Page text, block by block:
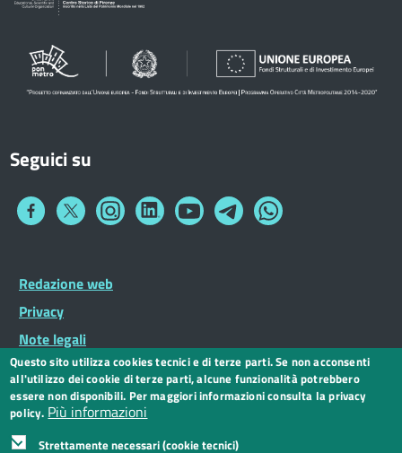
Seguici su
Collegamento
Collegamento
a
Collegamento
a
Collegamento
a
Collegamento
a
Collegamento
a
Collegamento
a
Widget
Footer
menu
Redazione web
Privacy
Note legali
Dichiarazione di accessibilità
CC BY 3.0 IT
Questo sito utilizza cookies tecnici e di terze parti. Se non acconsenti
all'utilizzo dei cookie di terze parti, alcune funzionalità potrebbero
essere non disponibili. Per maggiori informazioni consulta la privacy
policy. Più informazioni
Strettamente necessari (cookie tecnici)